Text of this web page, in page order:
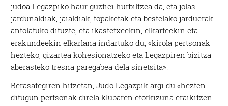
judoa Legazpiko haur guztiei hurbiltzea da, eta jolas
jardunaldiak, jaialdiak, topaketak eta bestelako jarduerak
antolatuko dituzte, eta ikastetxeekin, elkarteekin eta
erakundeekin elkarlana indartuko du, «kirola pertsonak
hezteko, gizartea kohesionatzeko eta Legazpiren bizitza
aberasteko tresna paregabea dela sinetsita».
Berasategiren hitzetan, Judo Legazpik argi du «hezten
ditugun pertsonak direla klubaren etorkizuna eraikitzen